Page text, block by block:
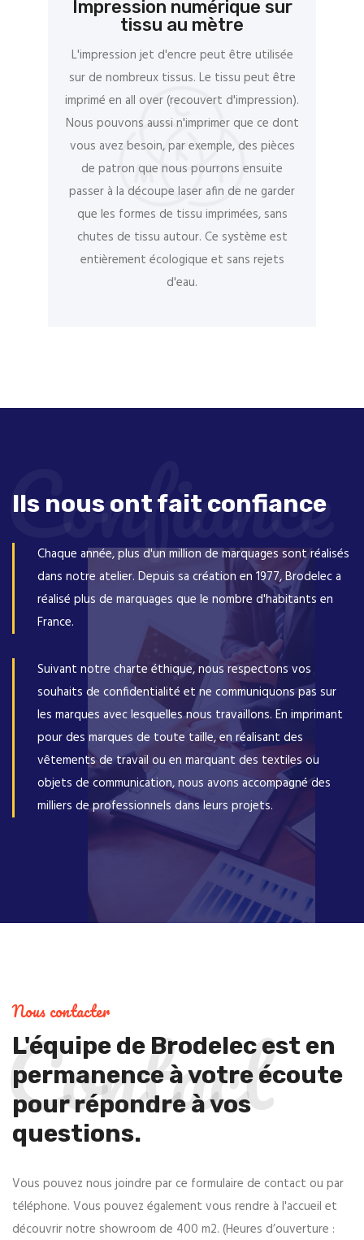
Impression numérique sur
tissu au mètre
L'impression jet d'encre peut être utilisée
sur de nombreux tissus. Le tissu peut être
imprimé en all over (recouvert d'impression).
Nous pouvons aussi n'imprimer que ce dont
vous avez besoin, par exemple, des pièces
de patron que nous pourrons ensuite
passer à la découpe laser afin de ne garder
que les formes de tissu imprimées, sans
chutes de tissu autour. Ce système est
entièrement écologique et sans rejets
d'eau.
Ils nous ont fait confiance
Confiance
Chaque année, plus d'un million de marquages sont réalisés
dans notre atelier. Depuis sa création en 1977, Brodelec a
réalisé plus de marquages que le nombre d'habitants en
France.
Suivant notre charte éthique, nous respectons vos
souhaits de confidentialité et ne communiquons pas sur
les marques avec lesquelles nous travaillons. En imprimant
pour des marques de toute taille, en réalisant des
vêtements de travail ou en marquant des textiles ou
objets de communication, nous avons accompagné des
milliers de professionnels dans leurs projets.
Nous contacter
L'équipe de Brodelec est en
permanence à votre écoute
pour répondre à vos
questions.
Contact
Vous pouvez nous joindre par ce formulaire de contact ou par
téléphone. Vous pouvez également vous rendre à l'accueil et
découvrir notre showroom de 400 m2. (Heures d’ouverture :